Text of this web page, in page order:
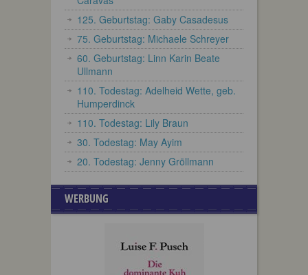
125. Geburtstag: Gaby Casadesus
75. Geburtstag: Michaele Schreyer
60. Geburtstag: Linn Karin Beate
Ullmann
110. Todestag: Adelheid Wette, geb.
Humperdinck
110. Todestag: Lily Braun
30. Todestag: May Ayim
20. Todestag: Jenny Gröllmann
WERBUNG